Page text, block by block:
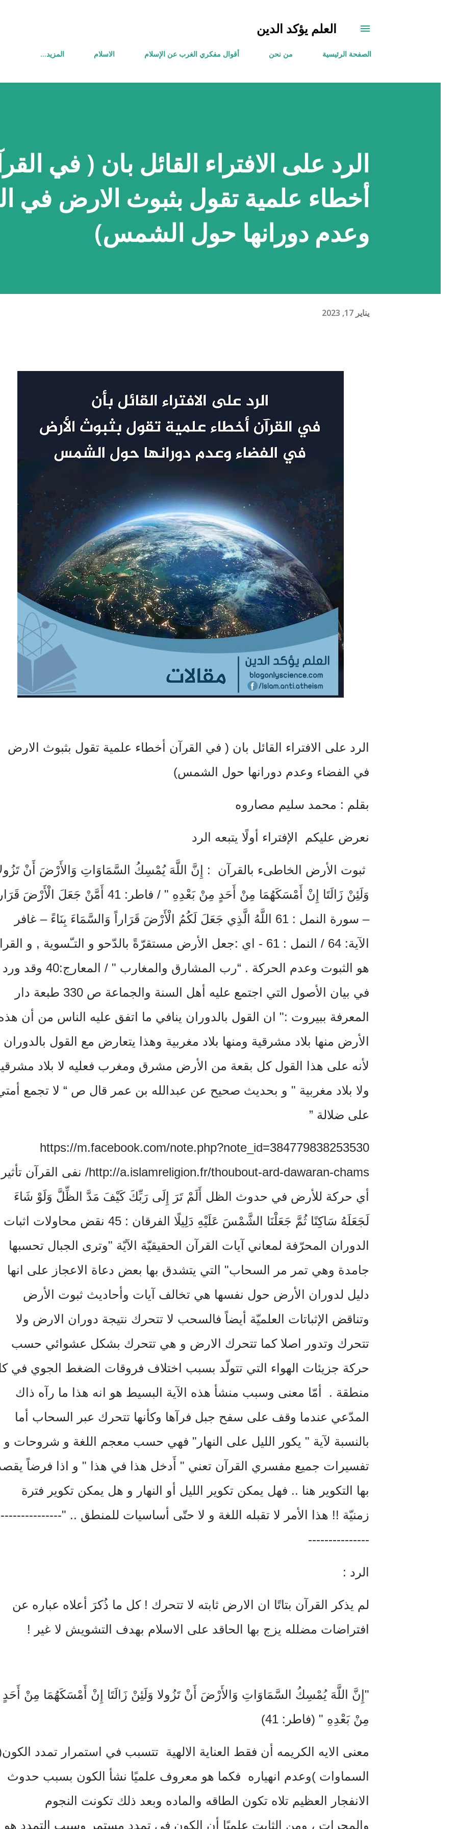
العلم يؤكد الدين
الصفحة الرئيسية من نحن أقوال مفكري الغرب عن الإسلام الاسلام ‏المزيد…
الرد على الافتراء القائل بان ( في
أخطاء علمية تقول بثبوث الارض في
وعدم دورانها حول الشمس)
يناير 17, 2023
الرد على الافتراء القائل بان ( في القرآن أخطاء علمية تقول بثبوث الارض
في الفضاء وعدم دورانها حول الشمس)
بقلم : محمد سليم مصاروه
نعرض عليكم الإفتراء أولًا يتبعه الرد
ثبوت الأرض الخاطىء بالقرآن : إِنَّ اللَّهَ يُمْسِكُ السَّمَاوَاتِ وَالأَرْضَ أَنْ
وَلَئِنْ زَالَتَا إِنْ أَمْسَكَهُمَا مِنْ أَحَدٍ مِنْ بَعْدِهِ " / فاطر: 41 أَمَّنْ جَعَلَ الْأَرْضَ
– سورة النمل : 61 اللَّهُ الَّذِي جَعَلَ لَكُمُ الْأَرْضَ قَرَاراً وَالسَّمَاءَ بِنَاءً – غافر
الآية: 64 / النمل : 61 - اي :جعل الأرض مستقرّةً بالدّحو و التـّسوية , و
هو الثبوت وعدم الحركة . “رب المشارق والمغارب " / المعارج:40 وقد ورد
في بيان الأصول التي اجتمع عليه أهل السنة والجماعة ص 330 طبعة دار
المعرفة ببيروت :" ان القول بالدوران ينافي ما اتفق عليه الناس من أن
الأرض منها بلاد مشرقية ومنها بلاد مغربية وهذا يتعارض مع القول بالدوران
لأنه على هذا القول كل بقعة من الأرض مشرق ومغرب فعليه لا بلاد
ولا بلاد مغربية " و بحديث صحيح عن عبدالله بن عمر قال ص “ لا تجمع
على ضلالة ”
‏https://m.facebook.com/note.php?note_id=384779838253530
http://a.islamreligion.fr/thoubout-ard-dawaran-chams/ نفى القرآن تأثير
أي حركة للأرض في حدوث الظل أَلَمْ تَرَ إِلَى رَبِّكَ كَيْفَ مَدَّ الظِّلَّ وَلَوْ شَاءَ
لَجَعَلَهُ سَاكِنًا ثُمَّ جَعَلْنَا الشَّمْسَ عَلَيْهِ دَلِيلًا الفرقان : 45 نقض محاولات اثبات
الدوران المحرّفة لمعاني آيات القرآن الحقيقيّة الآيّة "وترى الجبال تحسبها
جامدة وهي تمر مر السحاب" التي يتشدق بها بعض دعاة الاعجاز على انها
دليل لدوران الأرض حول نفسها هي تخالف آيات وأحاديث ثبوت الأرض
وتناقض الإثباتات العلميّة أيضاً فالسحب لا تتحرك نتيجة دوران الارض ولا
تتحرك وتدور اصلا كما تتحرك الارض و هي تتحرك بشكل عشوائي حسب
حركة جزيئات الهواء التي تتولّد بسبب اختلاف فروقات الضغط الجوي في
منطقة . أمّا معنى وسبب منشأ هذه الآية البسيط هو انه هذا ما رآه ذاك
المدّعي عندما وقف على سفح جبل فرآها وكأنها تتحرك عبر السحاب أما
بالنسبة لآية " يكور الليل على النهار" فهي حسب معجم اللغة و شروحات و
تفسيرات جميع مفسري القرآن تعني " أَدخل هذا في هذا " و اذا فرضاً
بها التكوير هنا .. فهل يمكن تكوير الليل أو النهار و هل يمكن تكوير فترة
زمنيّة !! هذا الأمر لا تقبله اللغة و لا حتّى أساسيات للمنطق ..
---------------
الرد :
لم يذكر القرآن بتاتًا ان الارض ثابته لا تتحرك ! كل ما ذُكرَ أعلاه عباره عن
افتراضات مضلله يزج بها الحاقد على الاسلام بهدف التشويش لا غير !
"إِنَّ اللَّهَ يُمْسِكُ السَّمَاوَاتِ وَالأَرْضَ أَنْ تَزُولا وَلَئِنْ زَالَتَا إِنْ أَمْسَكَهُمَا مِنْ أَحَدٍ
مِنْ بَعْدِهِ " (فاطر: 41)
معنى الايه الكريمه أن فقط العناية الالهية تتسبب في استمرار تمدد
السماوات )وعدم انهياره فكما هو معروف علميًا نشأ الكون بسبب حدوث
الانفجار العظيم تلاه تكون الطاقه والماده وبعد ذلك تكونت النجوم
والمجرات ، ومن الثابت علميًا أن الكون في تمددٍ مستمر وسبب التمدد هو